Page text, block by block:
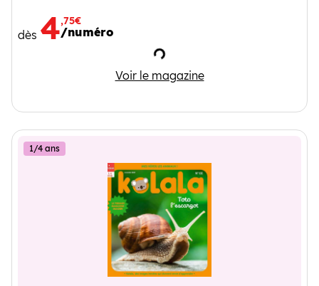
dès 4,75€
/numéro
Chargement
Voir le magazine
Picoti
1/4 ans